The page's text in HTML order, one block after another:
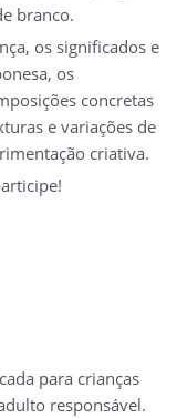
branco.
os significados e
os
concretas
e variações de
criativa.
para crianças
responsável.